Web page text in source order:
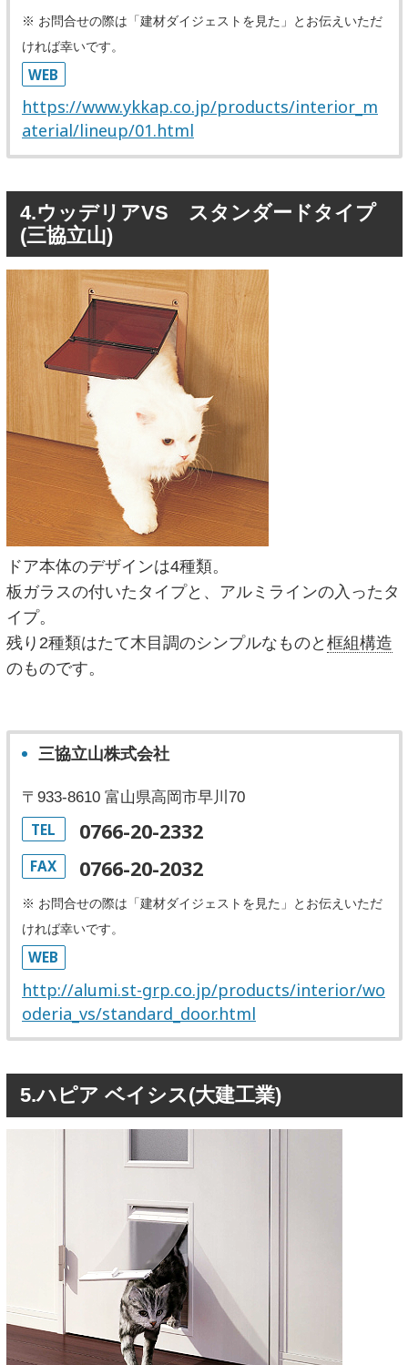
※ お問合せの際は「建材ダイジェストを見た」とお伝えいただ
ければ幸いです。
WEB
https://www.ykkap.co.jp/products/interior_m
aterial/lineup/01.html
4.ウッデリアVS スタンダードタイプ
(三協立山)
ドア本体のデザインは4種類。
板ガラスの付いたタイプと、アルミラインの入ったタ
イプ。
残り2種類はたて木目調のシンプルなものと 框組構造
のものです。
三協立山株式会社
〒933-8610 富山県高岡市早川70
TEL 0766-20-2332
FAX 0766-20-2032
※ お問合せの際は「建材ダイジェストを見た」とお伝えいただ
ければ幸いです。
WEB
http://alumi.st-grp.co.jp/products/interior/wo
oderia_vs/standard_door.html
5.ハピア ベイシス(大建工業)